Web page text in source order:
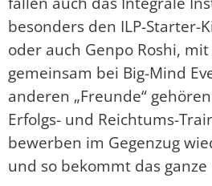
besonders den ILP-Starter-
oder auch Genpo Roshi,
gemeinsam bei Big-Mind
anderen „Freunde“
Erfolgs- und Reichtums-
bewerben im Gegenzug
und so bekommt das